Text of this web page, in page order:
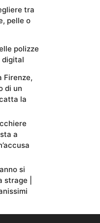
tra
pelle o
polizze
digital
Firenze,
di un
la
a
si
|